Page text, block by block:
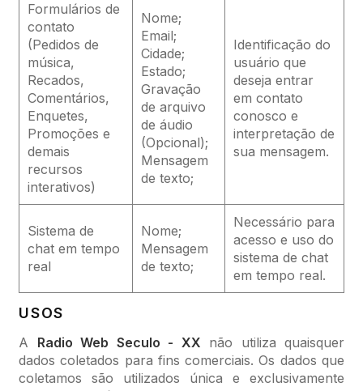
Formulários de
contato
(Pedidos de
música,
Recados,
Comentários,
Enquetes,
Promoções e
demais
recursos
interativos)
Nome;
Email;
Cidade;
Estado;
Gravação
de arquivo
de áudio
(Opcional);
Mensagem
de texto;
Identificação do
usuário que
deseja entrar
em contato
conosco e
interpretação de
sua mensagem.
Sistema de
chat em tempo
real
Nome;
Mensagem
de texto;
Necessário para
acesso e uso do
sistema de chat
em tempo real.
USOS
A Radio Web Seculo - XX não utiliza quaisquer
dados coletados para fins comerciais. Os dados que
coletamos são utilizados única e exclusivamente